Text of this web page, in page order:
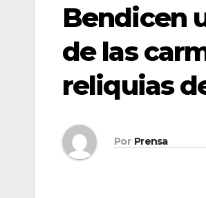
Bendicen
de las
reliquias
Por Prensa